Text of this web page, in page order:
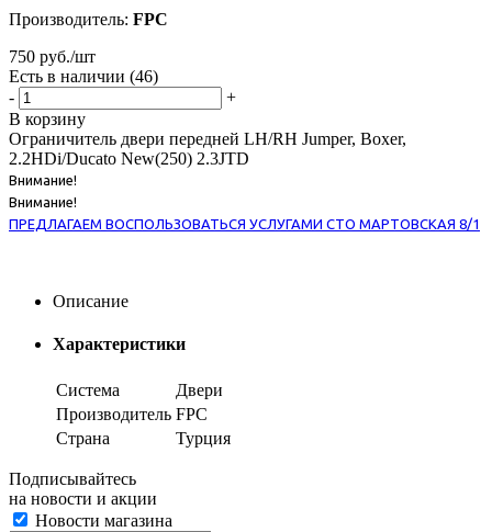
Производитель: FPC
750 руб./шт
Есть в наличии (46)
-
+
В корзину
Ограничитель двери передней LH/RH Jumper, Boxer,
2.2HDi/Ducato New(250) 2.3JTD
Внимание!
Внимание!
ПРЕДЛАГАЕМ ВОСПОЛЬЗОВАТЬСЯ УСЛУГАМИ СТО МАРТОВСКАЯ 8/1
Описание
Характеристики
Система
Двери
Производитель FPC
Страна
Турция
Подписывайтесь
на новости и акции
Новости магазина